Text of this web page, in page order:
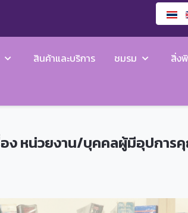
สินค้าและบริการ ชมรม สิ่ง
ง หน่วยงาน/บุคคลผู้มีอุปการ